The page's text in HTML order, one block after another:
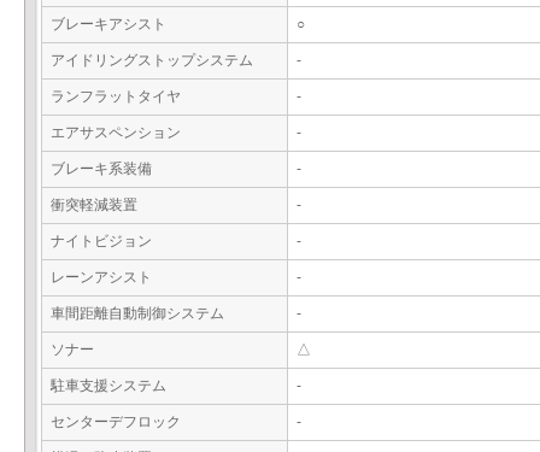
ブレーキアシスト ○
アイドリングストップシステム -
ランフラットタイヤ -
エアサスペンション -
ブレーキ系装備 -
衝突軽減装置 -
ナイトビジョン -
レーンアシスト -
車間距離自動制御システム -
ソナー △
駐車支援システム -
センターデフロック -